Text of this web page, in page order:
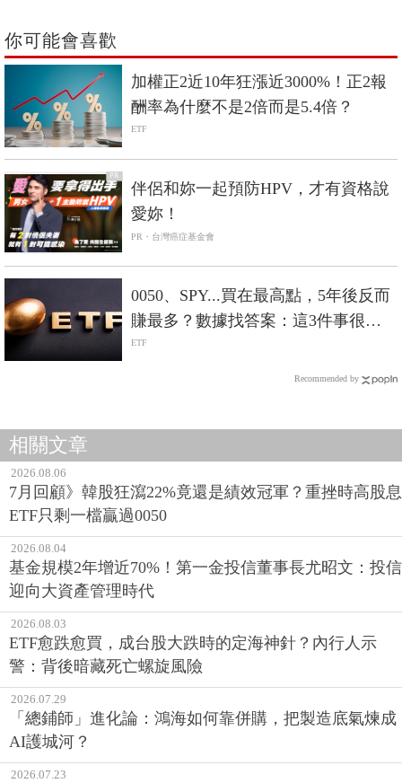
你可能會喜歡
加權正2近10年狂漲近3000%！正2報
酬率為什麼不是2倍而是5.4倍？
ETF
PR
伴侶和妳一起預防HPV，才有資格說
愛妳！
PR・台灣癌症基金會
0050、SPY...買在最高點，5年後反而
賺最多？數據找答案：這3件事很重
要
ETF
Recommended by
相關文章
2026.08.06
7月回顧》韓股狂瀉22%竟還是績效冠軍？重挫時高股息
ETF只剩一檔贏過0050
2026.08.04
基金規模2年增近70%！第一金投信董事長尤昭文：投信
迎向大資產管理時代
2026.08.03
ETF愈跌愈買，成台股大跌時的定海神針？內行人示
警：背後暗藏死亡螺旋風險
2026.07.29
「總鋪師」進化論：鴻海如何靠併購，把製造底氣煉成
AI護城河？
2026.07.23